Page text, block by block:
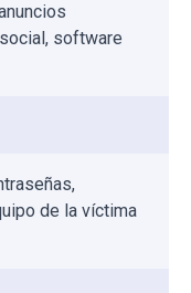
software
de la víctima